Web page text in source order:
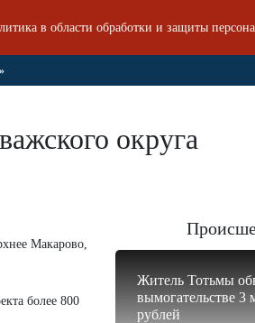
в области обработки и защиты
округа
Макарово,
более 800
Житель Тотьмы
вымогательстве 3
рублей